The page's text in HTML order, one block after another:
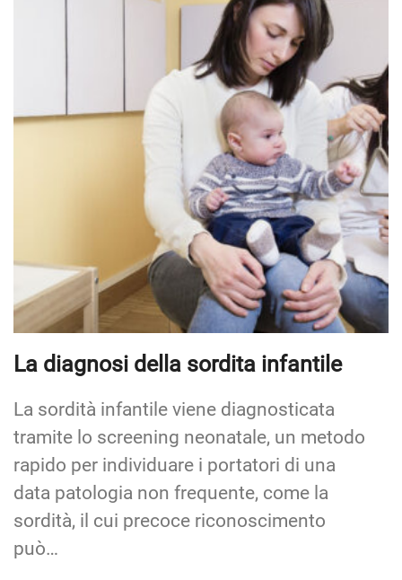
La diagnosi della sordita infantile
La sordità infantile viene diagnosticata
tramite lo screening neonatale, un metodo
rapido per individuare i portatori di una
data patologia non frequente, come la
sordità, il cui precoce riconoscimento
può…